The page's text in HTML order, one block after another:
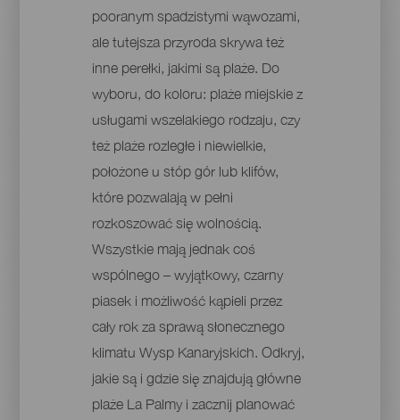
pooranym spadzistymi wąwozami,
ale tutejsza przyroda skrywa też
inne perełki, jakimi są plaże. Do
wyboru, do koloru: plaże miejskie z
usługami wszelakiego rodzaju, czy
też plaże rozległe i niewielkie,
położone u stóp gór lub klifów,
które pozwalają w pełni
rozkoszować się wolnością.
Wszystkie mają jednak coś
wspólnego – wyjątkowy, czarny
piasek i możliwość kąpieli przez
cały rok za sprawą słonecznego
klimatu Wysp Kanaryjskich. Odkryj,
jakie są i gdzie się znajdują główne
plaże La Palmy i zacznij planować